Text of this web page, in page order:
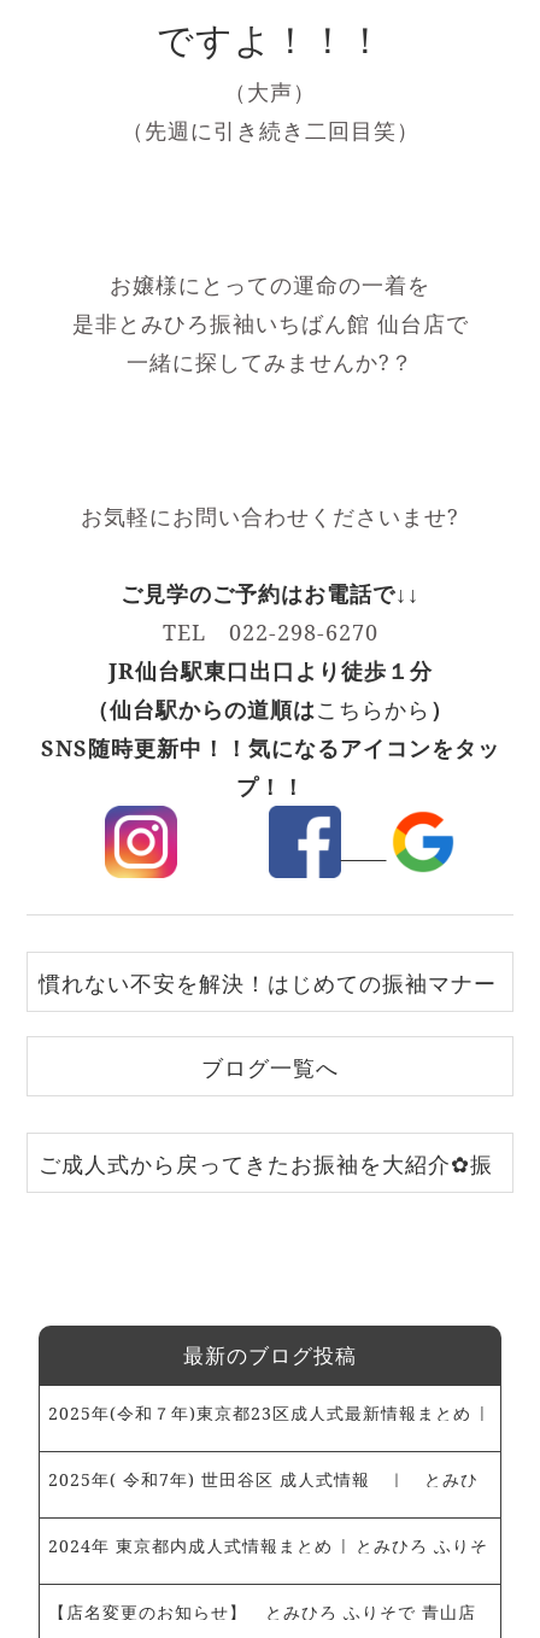
ですよ！！！
（大声）
（先週に引き続き二回目笑）
お嬢様にとっての運命の一着を
是非とみひろ振袖いちばん館 仙台店で
一緒に探してみませんか?？
お気軽にお問い合わせくださいませ?
ご見学のご予約はお電話で↓↓
TEL 022-298-6270
JR仙台駅東口出口より徒歩１分
（仙台駅からの道順はこちらから ）
SNS随時更新中！！気になるアイコンをタッ
プ！！
慣れない不安を解決！はじめての振袖マナー
ブログ一覧へ
ご成人式から戻ってきたお振袖を大紹介✿振
最新のブログ投稿
2025年(令和７年)東京都23区成人式最新情報まとめ |
タル、ママ振袖のご予約承ります～
2025年( 令和7年) 世田谷区 成人式情報 ｜ とみひ
ル・ママ振袖ご予約受付中～
2024年 東京都内成人式情報まとめ | とみひろ ふりそ
～【店名変更のお知らせ】 とみひろ ふりそで 青山店